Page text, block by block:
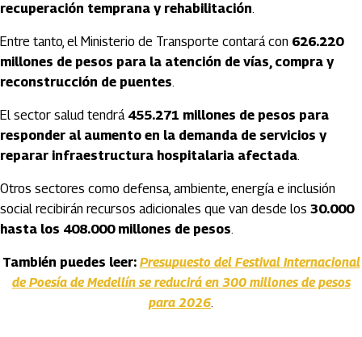
recuperación temprana y rehabilitación.
Entre tanto, el Ministerio de Transporte contará con 626.220
millones de pesos para la atención de vías, compra y
reconstrucción de puentes.
El sector salud tendrá 455.271 millones de pesos para
responder al aumento en la demanda de servicios y
reparar infraestructura hospitalaria afectada.
Otros sectores como defensa, ambiente, energía e inclusión
social recibirán recursos adicionales que van desde los 30.000
hasta los 408.000 millones de pesos.
También puedes leer: Presupuesto del Festival Internacional
de Poesía de Medellín se reducirá en 300 millones de pesos
para 2026.